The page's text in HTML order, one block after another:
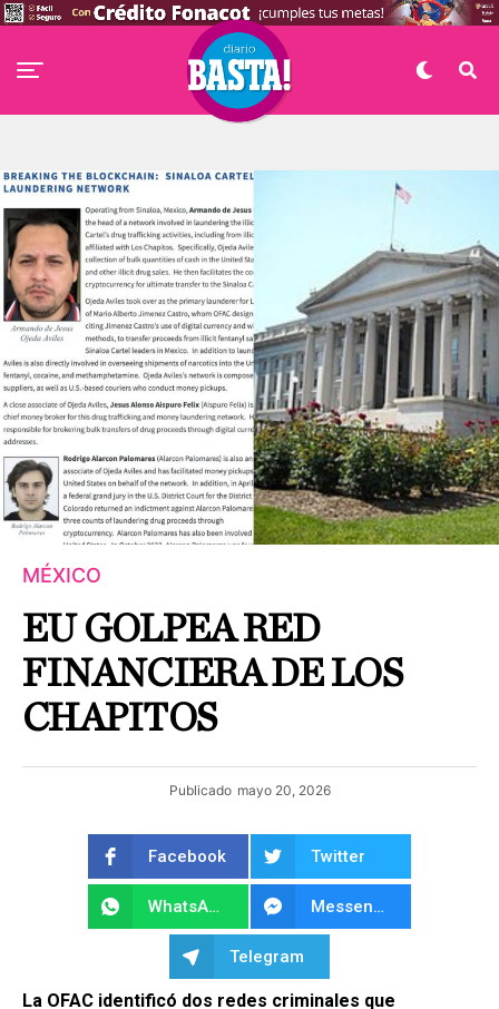
MÉXICO
EU GOLPEA RED
FINANCIERA DE LOS
CHAPITOS
Publicado mayo 20, 2026
Facebook Twitter
WhatsApp Messenger
Telegram
La OFAC identificó dos redes criminales que